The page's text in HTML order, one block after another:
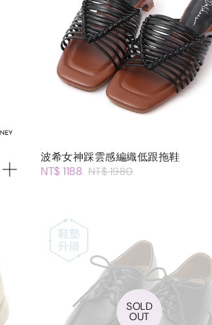
波希女神踩雲感編織低跟拖鞋
NT$ 1188 NT$ 1980
SOLD
OUT